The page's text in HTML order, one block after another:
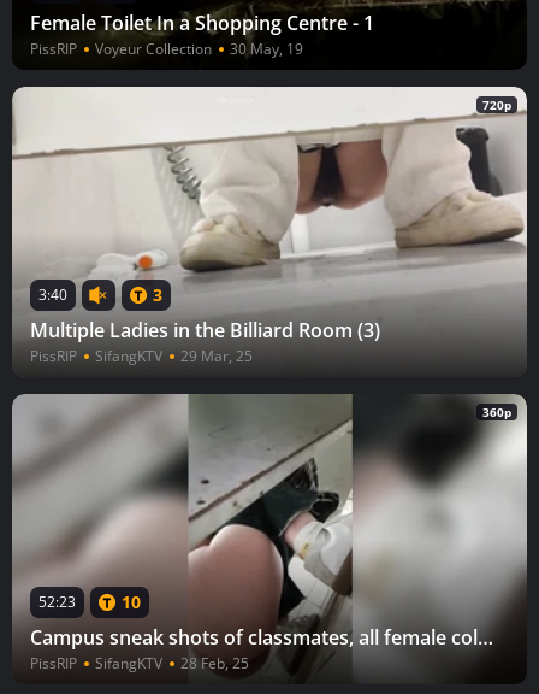
Female Toilet In a Shopping Centre - 1
PissRIP Voyeur Collection 30 May, 19
720p
3:40 3
Multiple Ladies in the Billiard Room (3)
PissRIP SifangKTV 29 Mar, 25
360p
52:23 10
Campus sneak shots of classmates, all female college students!
PissRIP SifangKTV 28 Feb, 25